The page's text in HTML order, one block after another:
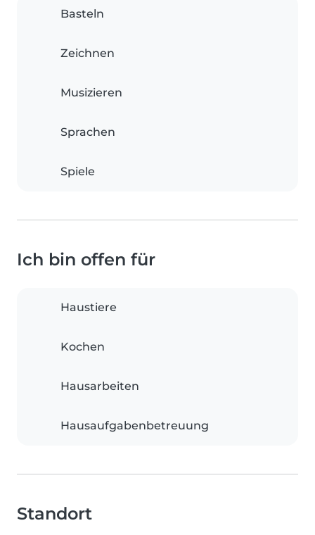
Basteln
Zeichnen
Musizieren
Sprachen
Spiele
Ich bin offen für
Haustiere
Kochen
Hausarbeiten
Hausaufgabenbetreuung
Standort